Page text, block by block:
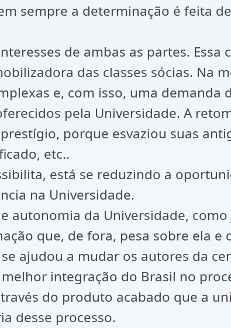
sempre a determinação é feita
de ambas as partes. Essa
das classes sócias. Na
e, com isso, uma demanda
pela Universidade. A
porque esvaziou suas
etc..
está se reduzindo a
na Universidade.
autonomia da Universidade,
que, de fora, pesa sobre ela
ajudou a mudar os autores da
integração do Brasil no
do produto acabado que a
desse processo.